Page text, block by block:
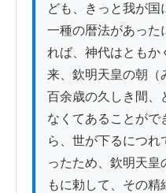
ども、きっと我が国
一種の暦法があった
れば、神代はともか
来、欽明天皇の朝（
百余歳の久しき間、
なくてあることがで
ら、世が下るにつれ
ったため、欽明天
もに勅して、その精